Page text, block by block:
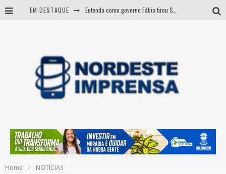
EM DESTAQUE
Sergipe: operação mira grupo suspeito de comandar crimes de dentro de presídio
Home NOTÍCIAS